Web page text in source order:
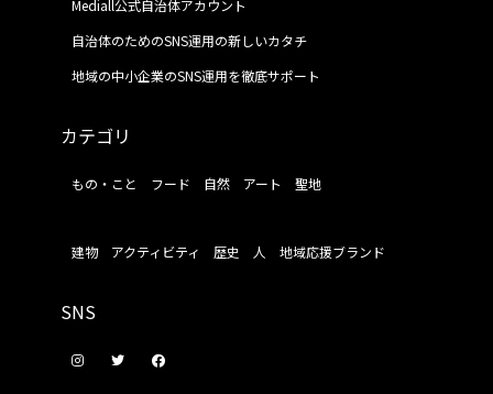
Mediall公式自治体アカウント
自治体のためのSNS運用の新しいカタチ
地域の中小企業のSNS運用を徹底サポート
カテゴリ
もの・こと フード 自然 アート 聖地
建物 アクティビティ 歴史 人 地域応援ブランド
SNS